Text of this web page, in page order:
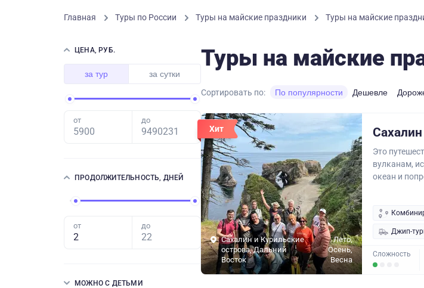
Главная Туры по России Туры на майские праздники Туры на майские
ЦЕНА, РУБ.
за тур за сутки
от до
ПРОДОЛЖИТЕЛЬНОСТЬ, ДНЕЙ
от до
МОЖНО С ДЕТЬМИ
Туры на майские
Сортировать по: По популярности Дешевле
Хит
Сахалин и Курильские
острова, Дальний
Восток
Лето,
Осень,
Весна
Это
вулканам,
океан и
Джип-
Сложность